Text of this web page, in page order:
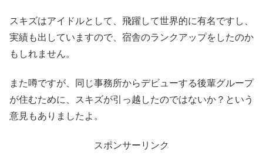
スキズはアイドルとして、飛躍して世界的に有名ですし、
実績も出していますので、宿舎のランクアップをしたのか
もしれません。
また噂ですが、同じ事務所からデビューする後輩グループ
が住むために、スキズが引っ越したのではないか？という
意見もありましたよ。
スポンサーリンク